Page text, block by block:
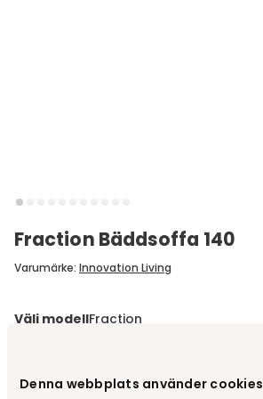
Denna webbplats använder cookies
Fraction Bäddsoffa 140
Varumärke: Innovation Living
Välj modellFraction